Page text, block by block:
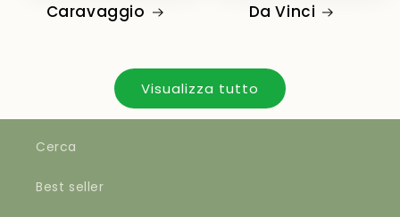
Caravaggio Da Vinci
Visualizza tutto
Cerca
Best seller